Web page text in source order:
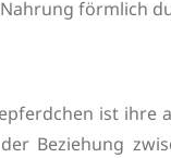
förmlich
ist
Beziehung